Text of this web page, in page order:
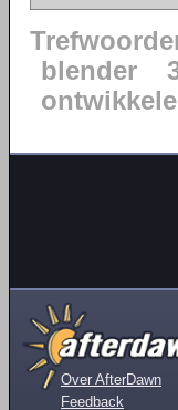
blender
Over AfterDawn
Feedback